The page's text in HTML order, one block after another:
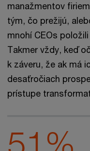
manažmentov
tým, čo prežijú,
mnohí CEOs
Takmer vždy, keď
k záveru, že ak má
desaťročiach
prístupe